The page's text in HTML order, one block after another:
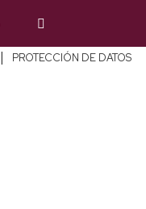
| PROTECCIÓN DE DATOS